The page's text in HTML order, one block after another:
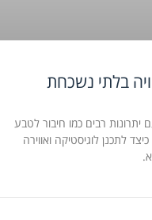
בלתי נשכחת
רבים כמו חיבור לטבע
לתכנן לוגיסטיקה ואווירה